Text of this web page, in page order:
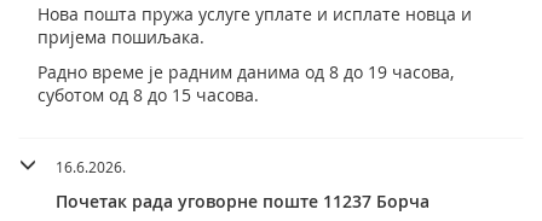
Нова пошта пружа услуге уплате и исплате новца и
пријема пошиљака.
Радно време је радним данима од 8 до 19 часова,
суботом од 8 до 15 часова.
16.6.2026.
Почетак рада уговорне поште 11237 Борча